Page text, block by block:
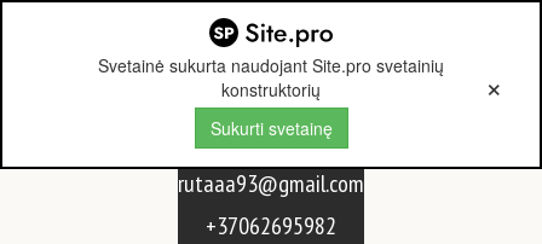
Svetainė sukurta naudojant Site.pro svetainių
konstruktorių
Sukurti svetainę
rutaaa93@gmail.com
+37062695982